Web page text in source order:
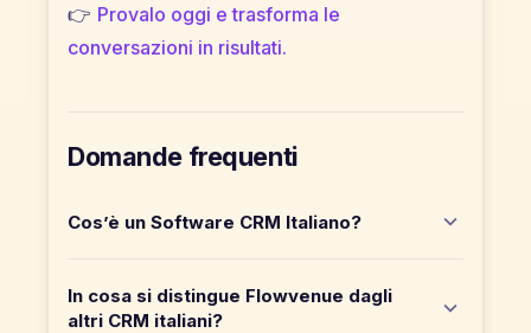
👉 Provalo oggi e trasforma le
conversazioni in risultati.
Domande frequenti
Cos’è un Software CRM Italiano?
In cosa si distingue Flowvenue dagli
altri CRM italiani?